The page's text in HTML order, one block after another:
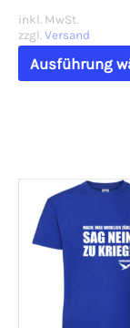
inkl. MwSt.
zzgl. Versand
Ausführung